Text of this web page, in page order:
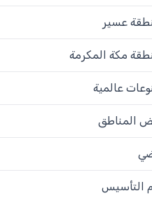
عسير
مكة المكرمة
عالمية
المناطق
التأسيس